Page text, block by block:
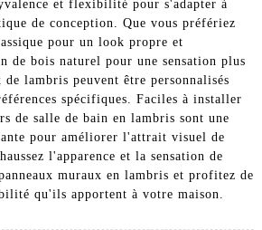
et flexibilité pour s'adapter à
de conception. Que vous préfériez
pour un look propre et
de bois naturel pour une sensation plus
de lambris peuvent être personnalisés
spécifiques. Faciles à installer
de salle de bain en lambris sont une
pour améliorer l'attrait visuel de
l'apparence et la sensation de
muraux en lambris et profitez de
qu'ils apportent à votre maison.